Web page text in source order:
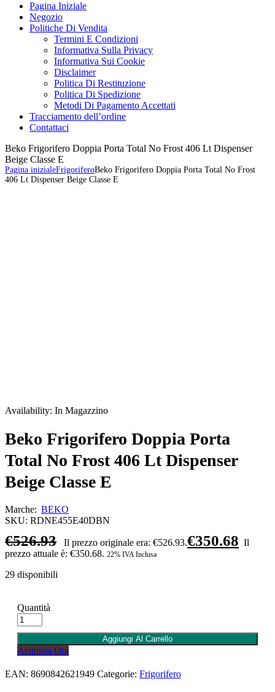
Pagina Iniziale
Negozio
Politiche Di Vendita
Termini E Condizioni
Informativa Sulla Privacy
Informativa Sui Cookie
Disclaimer
Politica Di Restituzione
Politica Di Spedizione
Metodi Di Pagamento Accettati
Tracciamento dell’ordine
Contattaci
Beko Frigorifero Doppia Porta Total No Frost 406 Lt Dispenser
Beige Classe E
Pagina inizialeFrigoriferoBeko Frigorifero Doppia Porta Total No Frost
406 Lt Dispenser Beige Classe E
Availability: In Magazzino
Beko Frigorifero Doppia Porta
Total No Frost 406 Lt Dispenser
Beige Classe E
Marche: BEKO
SKU: RDNE455E40DBN
€526.93 Il prezzo originale era: €526.93.€350.68 Il
prezzo attuale è: €350.68. 22% IVA Inclusa
29 disponibili
Quantità
Aggiungi Al Carrello
Acquista Ora
EAN: 8690842621949 Categorie: Frigorifero